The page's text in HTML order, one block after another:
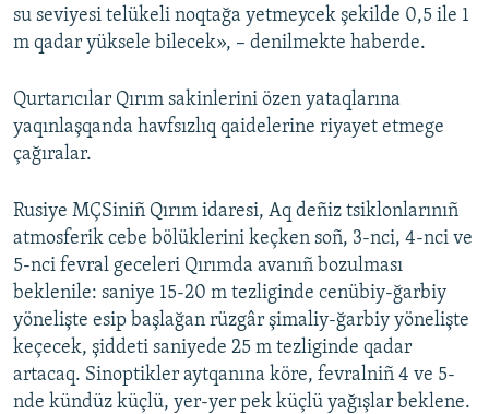
QOŞULIÑIZ!
RFE/RS bütün saytları
su seviyesi telükeli noqtağa yetmeycek şekilde 0,5 ile 1
m qadar yüksele bilecek», – denilmekte haberde.
Qurtarıcılar Qırım sakinlerini özen yataqlarına
yaqınlaşqanda havfsızlıq qaidelerine riyayet etmege
çağıralar.
Rusiye MÇSiniñ Qırım idaresi, Aq deñiz tsiklonlarınıñ
atmosferik cebe bölüklerini keçken soñ, 3-nci, 4-nci ve
5-nci fevral geceleri Qırımda avanıñ bozulması
beklenile: saniye 15-20 m tezliginde cenübiy-ğarbiy
yönelişte esip başlağan rüzgâr şimaliy-ğarbiy yönelişte
keçecek, şiddeti saniyede 25 m tezliginde qadar
artacaq. Sinoptikler aytqanına köre, fevralniñ 4 ve 5-
nde kündüz küçlü, yer-yer pek küçlü yağışlar beklene.